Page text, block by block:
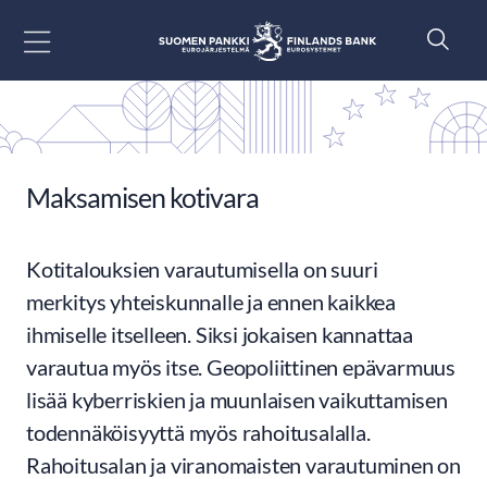
Maksamisen kotivara
Kotitalouksien varautumisella on suuri
merkitys yhteiskunnalle ja ennen kaikkea
ihmiselle itselleen. Siksi jokaisen kannattaa
varautua myös itse. Geopoliittinen epävarmuus
lisää kyberriskien ja muunlaisen vaikuttamisen
todennäköisyyttä myös rahoitusalalla.
Rahoitusalan ja viranomaisten varautuminen on